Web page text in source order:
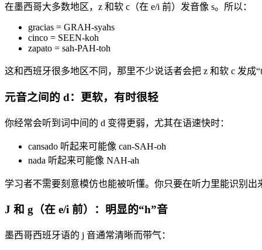
在墨西哥大多数地区，z 和软 c（在 e/i 前）发音像 s。所以：
gracias = GRAH-syahs
cinco = SEEN-koh
zapato = sah-PAH-toh
这和西班牙很多地区不同，那里不少说话者会把 z 和软 c 发成
元音之间的 d：更软，有时很轻
你经常会听到词中间的 d 变得更弱，尤其在语速快时：
cansado 听起来可能像 can-SAH-oh
nada 听起来可能像 NAH-ah
学习者不需要刻意模仿也能被听懂。你只要在听力里能识别出
J 和 g（在 e/i 前）：明显的“h”音
墨西哥西班牙语的 j 音通常清晰而带气：